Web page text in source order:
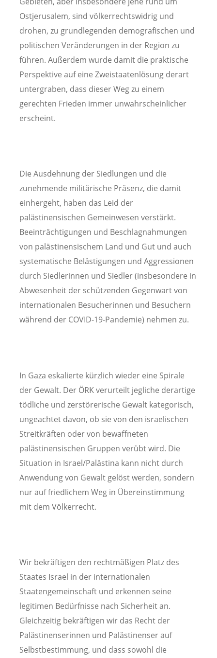
Ostjerusalem, sind völkerrechtswidrig und
drohen, zu grundlegenden demografischen und
politischen Veränderungen in der Region zu
führen. Außerdem wurde damit die praktische
Perspektive auf eine Zweistaatenlösung derart
untergraben, dass dieser Weg zu einem
gerechten Frieden immer unwahrscheinlicher
erscheint.
Die Ausdehnung der Siedlungen und die
zunehmende militärische Präsenz, die damit
einhergeht, haben das Leid der
palästinensischen Gemeinwesen verstärkt.
Beeinträchtigungen und Beschlagnahmungen
von palästinensischem Land und Gut und auch
systematische Belästigungen und Aggressionen
durch Siedlerinnen und Siedler (insbesondere in
Abwesenheit der schützenden Gegenwart von
internationalen Besucherinnen und Besuchern
während der COVID-19-Pandemie) nehmen zu.
In Gaza eskalierte kürzlich wieder eine Spirale
der Gewalt. Der ÖRK verurteilt jegliche derartige
tödliche und zerstörerische Gewalt kategorisch,
ungeachtet davon, ob sie von den israelischen
Streitkräften oder von bewaffneten
palästinensischen Gruppen verübt wird. Die
Situation in Israel/Palästina kann nicht durch
Anwendung von Gewalt gelöst werden, sondern
nur auf friedlichem Weg in Übereinstimmung
mit dem Völkerrecht.
Wir bekräftigen den rechtmäßigen Platz des
Staates Israel in der internationalen
Staatengemeinschaft und erkennen seine
legitimen Bedürfnisse nach Sicherheit an.
Gleichzeitig bekräftigen wir das Recht der
Palästinenserinnen und Palästinenser auf
Selbstbestimmung, und dass sowohl die